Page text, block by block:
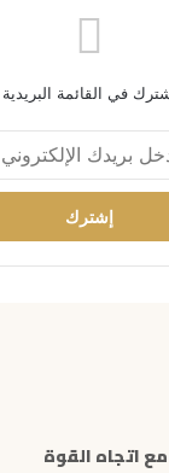
في القائمة البريدية
اتجاه القوة